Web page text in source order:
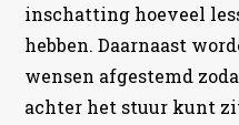
inschatting hoeveel
hebben. Daarnaast
wensen afgestemd
achter het stuur kunt